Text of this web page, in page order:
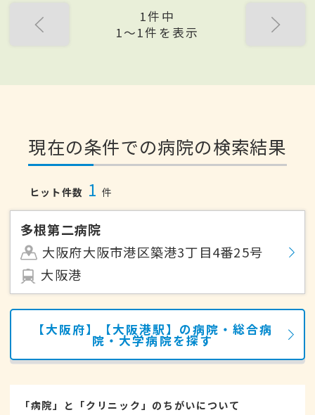
1件中
1〜1件を表示
現在の条件での病院の検索結果
ヒット件数 1 件
多根第二病院
大阪府大阪市港区築港3丁目4番25号
大阪港
【大阪府】【大阪港駅】の病院・総合病
院・大学病院を探す
「病院」と「クリニック」のちがいについて